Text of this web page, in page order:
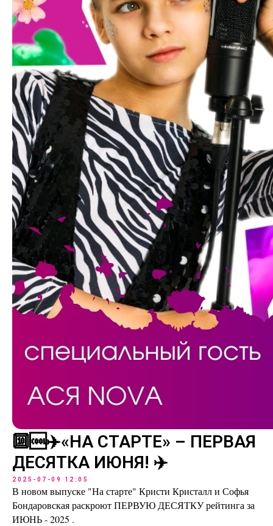
🔟🆒✈️«НА СТАРТЕ» – ПЕРВАЯ
ДЕСЯТКА ИЮНЯ! ✈️
2025-07-09 12:05
В новом выпуске "На старте" Кристи Кристалл и Софья
Бондаровская раскроют ПЕРВУЮ ДЕСЯТКУ рейтинга за
ИЮНЬ - 2025 .